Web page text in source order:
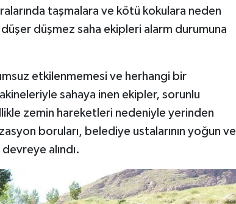
taşmalara ve kötü kokulara neden
düşer düşmez saha ekipleri alarm durumuna
etkilenmemesi ve herhangi bir
sahaya inen ekipler, sorunlu
zemin hareketleri nedeniyle yerinden
boruları, belediye ustalarının yoğun ve
alındı.